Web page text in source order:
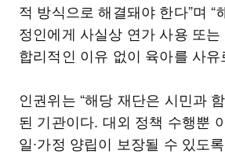
적 방식으로 해결돼야 한다”며
정인에게 사실상 연가 사용 또
합리적인 이유 없이 육아를 사
인권위는 “해당 재단은 시민과
된 기관이다. 대외 정책 수행뿐
일∙가정 양립이 보장될 수 있도